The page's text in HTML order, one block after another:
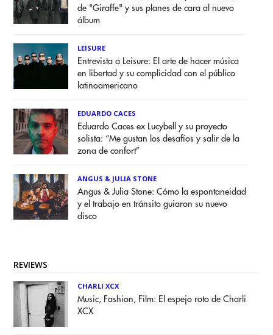
de "Giraffe" y sus planes de cara al nuevo
álbum
LEISURE
Entrevista a Leisure: El arte de hacer música
en libertad y su complicidad con el público
latinoamericano
EDUARDO CACES
Eduardo Caces ex Lucybell y su proyecto
solista: “Me gustan los desafíos y salir de la
zona de confort”
ANGUS & JULIA STONE
Angus & Julia Stone: Cómo la espontaneidad
y el trabajo en tránsito guiaron su nuevo
disco
REVIEWS
CHARLI XCX
Music, Fashion, Film: El espejo roto de Charli
XCX